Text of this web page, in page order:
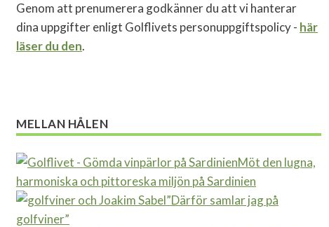
Genom att prenumerera godkänner du att vi hanterar
dina uppgifter enligt Golflivets personuppgiftspolicy - här
läser du den.
MELLAN HÅLEN
Möt den lugna,
harmoniska och pittoreska miljön på Sardinien
”Därför samlar jag på
golfviner”